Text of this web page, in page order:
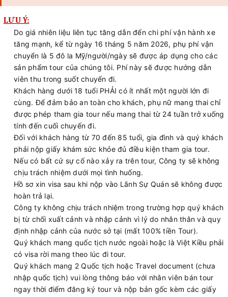
LƯU Ý:
Do giá nhiên liệu liên tục tăng dẫn đến chi phí vận hành xe
tăng mạnh, kể từ ngày 16 tháng 5 năm 2026, phụ phí vận
chuyển là 5 đô la Mỹ/người/ngày sẽ được áp dụng cho các
sản phẩm tour của chúng tôi. Phí này sẽ được hướng dẫn
viên thu trong suốt chuyến đi.
Khách hàng dưới 18 tuổi PHẢI có ít nhất một người lớn đi
cùng. Để đảm bảo an toàn cho khách, phụ nữ mang thai chỉ
được phép tham gia tour nếu mang thai từ 24 tuần trở xuống
tính đến cuối chuyến đi.
Đối với khách hàng từ 70 đến 85 tuổi, gia đình và quý khách
phải nộp giấy khám sức khỏe đủ điều kiện tham gia tour.
Nếu có bất cứ sự cố nào xảy ra trên tour, Công ty sẽ không
chịu trách nhiệm dưới mọi tình huống.
Hồ sơ xin visa sau khi nộp vào Lãnh Sự Quán sẽ không được
hoàn trả lại.
Công ty không chịu trách nhiệm trong trường hợp quý khách
bị từ chối xuất cảnh và nhập cảnh vì lý do nhân thân và quy
định nhập cảnh của nước sở tại (mất 100% tiền Tour).
Quý khách mang quốc tịch nước ngoài hoặc là Việt Kiều phải
có visa rời mang theo lúc đi tour.
Quý khách mang 2 Quốc tịch hoặc Travel document (chưa
nhập quốc tịch) vui lòng thông báo với nhân viên bán tour
ngay thời điểm đăng ký tour và nộp bản gốc kèm các giấy